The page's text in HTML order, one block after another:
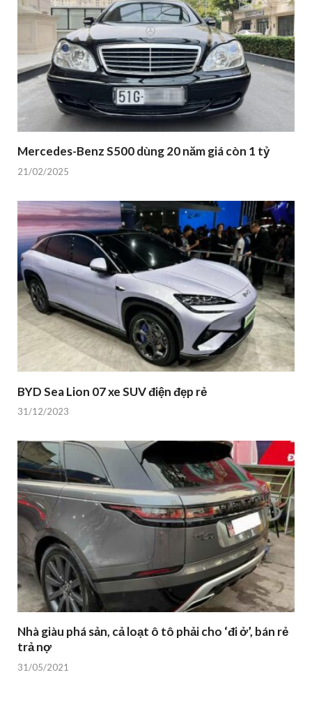
Mercedes-Benz S500 dùng 20 năm giá còn 1 tỷ
21/02/2025
BYD Sea Lion 07 xe SUV điện đẹp rẻ
31/12/2023
Nhà giàu phá sản, cả loạt ô tô phải cho ‘đi ở’, bán rẻ
trả nợ
31/05/2021